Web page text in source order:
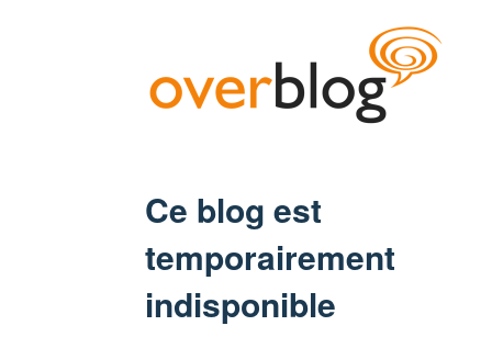
Ce blog est
temporairement
indisponible